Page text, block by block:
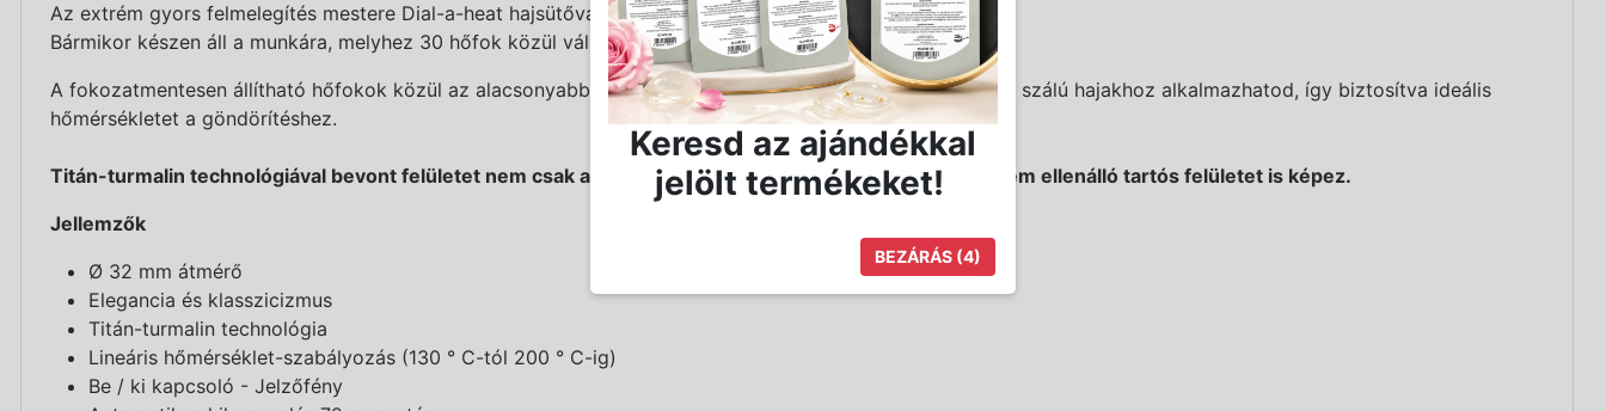
Az extrém gyors felmelegítés mestere Dial-a-heat hajsütővas szériánk.
Bármikor készen áll a munkára, melyhez 30 hőfok közül választhatsz.
A fokozatmentesen állítható hőfokok közül az alacsonyabbakat a vékony szálú, a magasabbakat a vastag szálú hajakhoz alkalmazhatod, így biztosítva ideális
hőmérsékletet a göndörítéshez.
Titán-turmalin technológiával bevont felületet nem csak a statikus elektromosságot szünteti meg, hanem ellenálló tartós felületet is képez.
Jellemzők
Ø 32 mm átmérő
Elegancia és klasszicizmus
Titán-turmalin technológia
Lineáris hőmérséklet-szabályozás (130 ° C-tól 200 ° C-ig)
Be / ki kapcsoló - Jelzőfény
Keresd az ajándékkal
jelölt termékeket!
BEZÁRÁS (3)